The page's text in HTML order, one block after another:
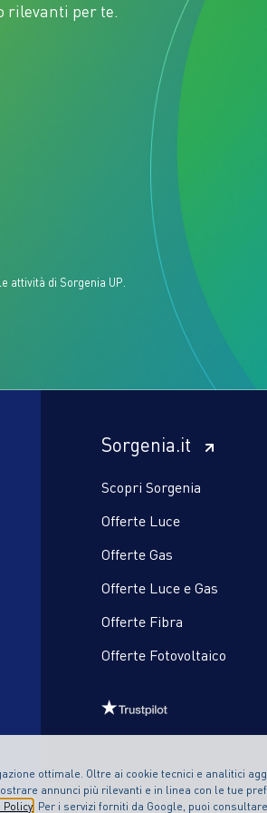
ottimale. Oltre ai cookie tecnici e analitici
annunci più rilevanti e in linea con le tue
Policy . Per i servizi forniti da Google, puoi
rilevanti per te.
di Sorgenia UP.
Sorgenia.it
Scopri Sorgenia
Offerte Luce
Offerte Gas
Offerte Luce e Gas
Offerte Fibra
Offerte Fotovoltaico